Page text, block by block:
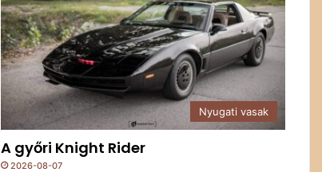
Nyugati vasak
A győri Knight Rider
2026-08-07